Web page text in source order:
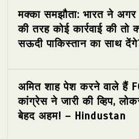
मक्का समझौता: भारत ने
की तरह कोई कार्रवाई की तो
सऊदी पाकिस्तान का साथ
अमित शाह पेश करने वाले हैं
कांग्रेस ने जारी की व्हिप,
बेहद अहम! – Hindustan